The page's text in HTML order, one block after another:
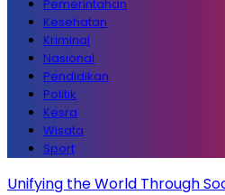
Pemerintahan
Kesehatan
Kriminal
Nasional
Pendidikan
Politik
Kesra
Wisata
Sport
Unifying the World Through